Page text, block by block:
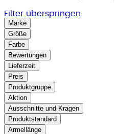
Filter überspringen
Marke
Größe
Farbe
Bewertungen
Lieferzeit
Preis
Produktgruppe
Aktion
Ausschnitte und Kragen
Produktstandard
Ärmellänge